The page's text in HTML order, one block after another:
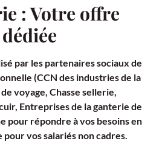
: Votre offre
par les partenaires sociaux de
(CCN des industries de la
voyage, Chasse sellerie,
Entreprises de la ganterie de
pour répondre à vos besoins en
vos salariés non cadres.